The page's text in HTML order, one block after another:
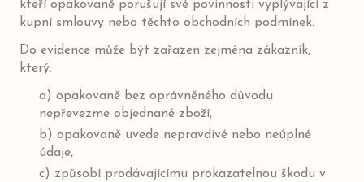
kteří opakovaně porušují své povinnosti vyplývající z
kupní smlouvy nebo těchto obchodních podmínek.
Do evidence může být zařazen zejména zákazník,
který:
a) opakovaně bez oprávněného důvodu
nepřevezme objednané zboží,
b) opakovaně uvede nepravdivé nebo neúplné
údaje,
c) způsobí prodávajícímu prokazatelnou škodu v